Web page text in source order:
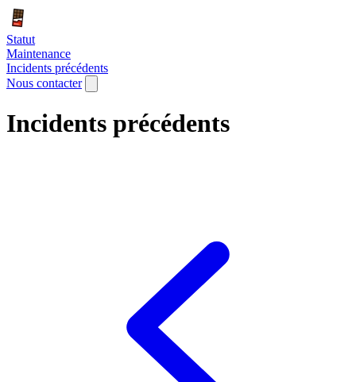
Statut
Maintenance
Incidents précédents
Nous contacter
Incidents précédents